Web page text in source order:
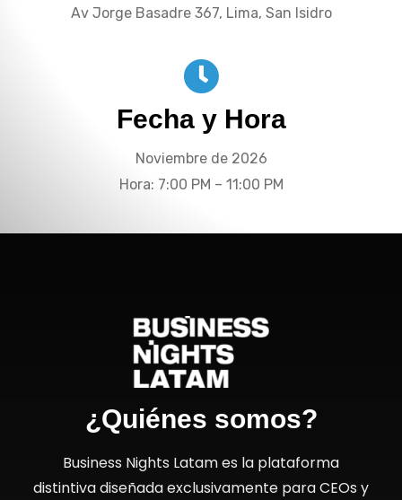
Av Jorge Basadre 367, Lima, San Isidro
Fecha y Hora
Noviembre de 2026
Hora: 7:00 PM – 11:00 PM
¿Quiénes somos?
Business Nights Latam es la plataforma
distintiva diseñada exclusivamente para CEOs y